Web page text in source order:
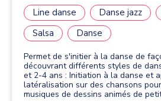
Line danse Danse jazz
Salsa
Danse
Permet de s'initier à la danse de
découvrant différents styles de danses. Groupes 2-
et 2-4 ans : Initiation à la danse et
latéralisation sur des chansons
musiques de dessins animés de petits. Groupe 4-6